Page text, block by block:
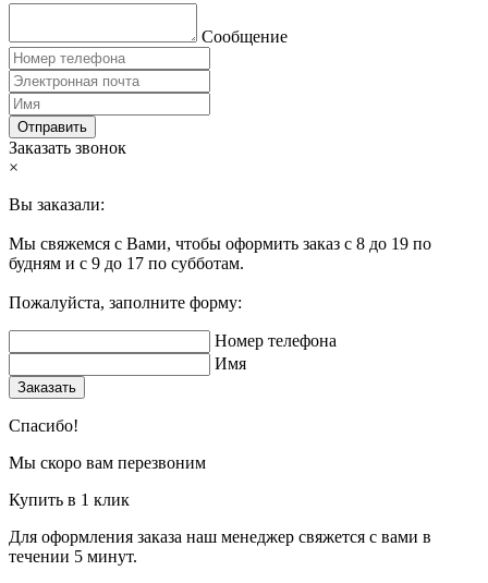
Сообщение
Отправить
Заказать звонок
×
Вы заказали:
Мы свяжемся с Вами, чтобы оформить заказ с 8 до 19 по
будням и с 9 до 17 по субботам.
Пожалуйста, заполните форму:
Номер телефона
Имя
Заказать
Спасибо!
Мы скоро вам перезвоним
Купить в 1 клик
Для оформления заказа наш менеджер свяжется с вами в
течении 5 минут.